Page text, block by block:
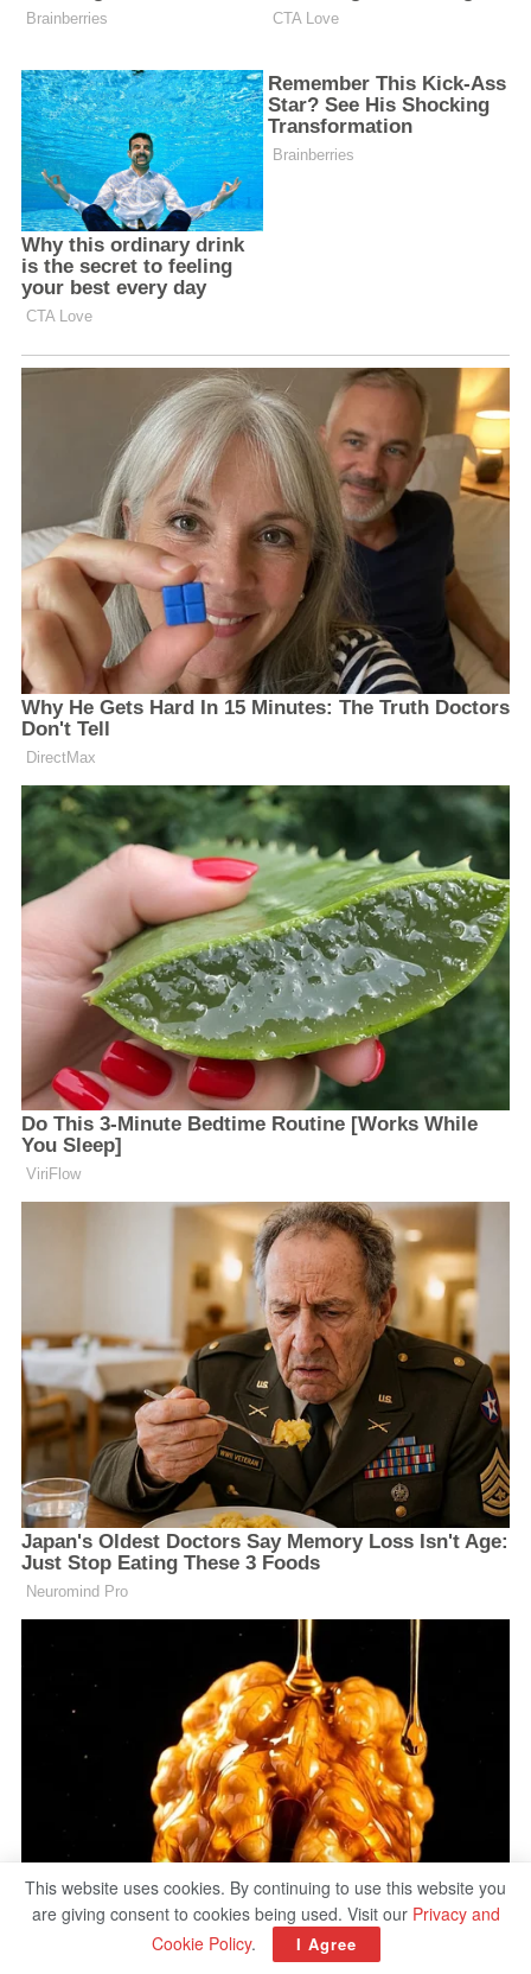
This website uses cookies. By continuing to use this website you
are giving consent to cookies being used. Visit our Privacy and
Cookie Policy. I Agree